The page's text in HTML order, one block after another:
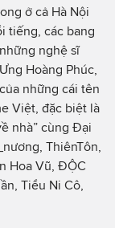
ở cả Hà Nội
tiếng, các bang
nghệ sĩ
Hoàng Phúc,
những cái tên
Việt, đặc biệt là
nhà” cùng Đại
ThiênTôn,
Hoa Vũ, ĐỘC
Tiểu Ni Cô,